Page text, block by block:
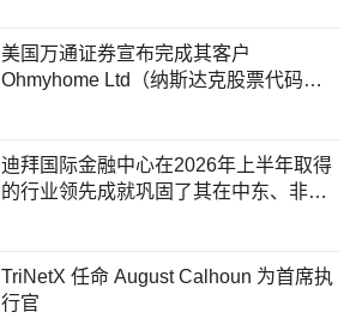
美国万通证券宣布完成其客户
Ohmyhome Ltd（纳斯达克股票代码：
迪拜国际金融中心在2026年上半年取得
的行业领先成就巩固了其在中东、非洲
TriNetX 任命 August Calhoun 为首席执
行官